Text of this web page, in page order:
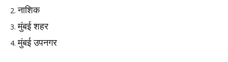
नाशिक
मुंबई शहर
मुंबई उपनगर